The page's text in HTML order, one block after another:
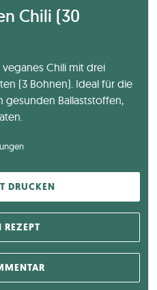
Chili (30
Chili mit drei
(3 Bohnen). Ideal für die
gesunden Ballaststoffen,
DRUCKEN
REZEPT